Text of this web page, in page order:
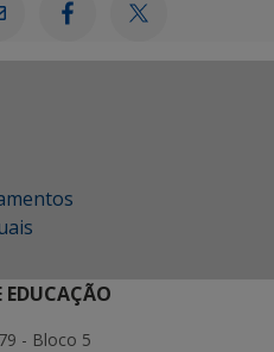
EDUCAÇÃO
- Bloco 5